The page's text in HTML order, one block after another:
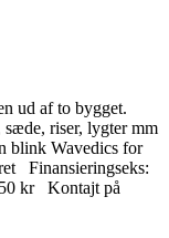
ud af to bygget.
sæde, riser, lygter mm
blink Wavedics for
Finansieringseks:
kr Kontajt på